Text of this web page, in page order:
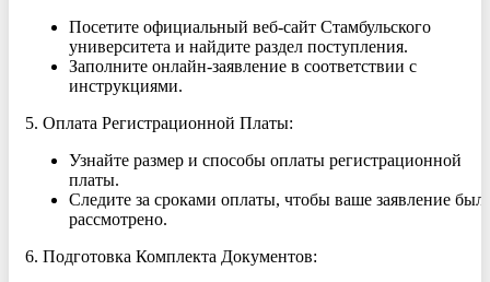
Посетите официальный веб-сайт Стамбульского
университета и найдите раздел поступления.
Заполните онлайн-заявление в соответствии с
инструкциями.
5. Оплата Регистрационной Платы:
Узнайте размер и способы оплаты регистрационной
платы.
Следите за сроками оплаты, чтобы ваше заявление
рассмотрено.
6. Подготовка Комплекта Документов: